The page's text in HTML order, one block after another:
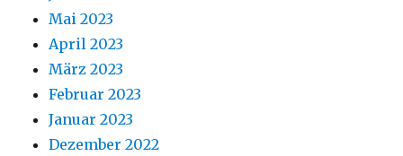
Mai 2023
April 2023
März 2023
Februar 2023
Januar 2023
Dezember 2022